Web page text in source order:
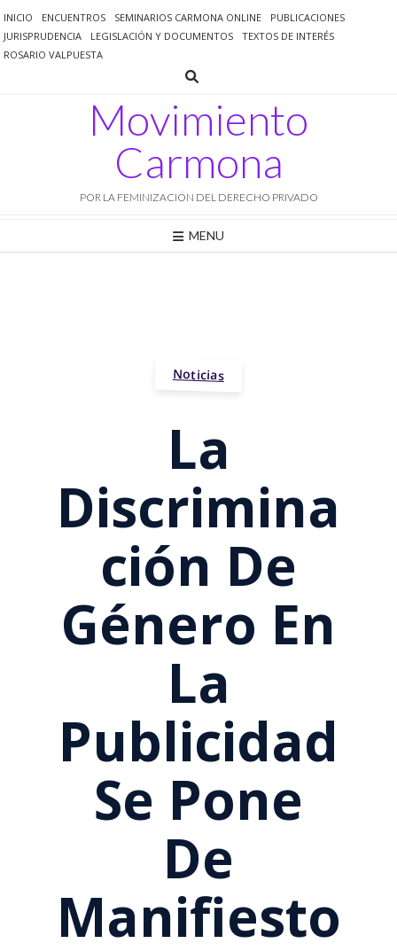
al
contenido
INICIO ENCUENTROS SEMINARIOS CARMONA ONLINE
PUBLICACIONES
JURISPRUDENCIA
LEGISLACIÓN Y DOCUMENTOS
TEXTOS DE INTERÉS
ROSARIO VALPUESTA
Movimiento
Carmona
POR LA FEMINIZACIÓN DEL DERECHO PRIVADO
MENU
Noticias
La
Discrimina
Ción De
Género En
La
Publicidad
Se Pone
De
Manifiesto